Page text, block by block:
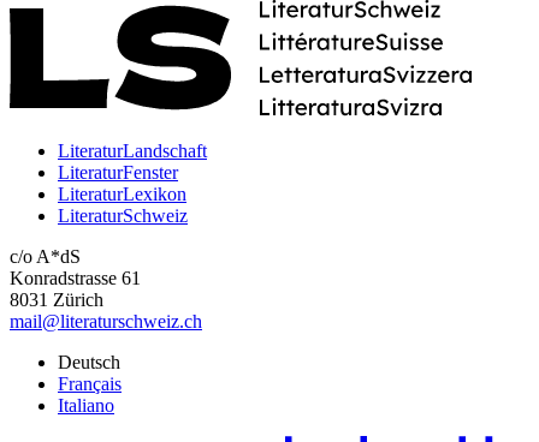
LiteraturLandschaft
LiteraturFenster
LiteraturLexikon
LiteraturSchweiz
c/o A*dS
Konradstrasse 61
8031 Zürich
mail@literaturschweiz.ch
Deutsch
Français
Italiano